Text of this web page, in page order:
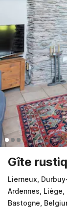
Gîte
Lierneux,
Ardennes, Liège,
Bastogne,